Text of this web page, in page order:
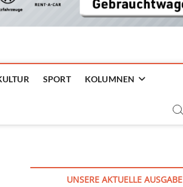
SPORT KOLUMNEN
UNSERE AKTUELLE AUSGABE